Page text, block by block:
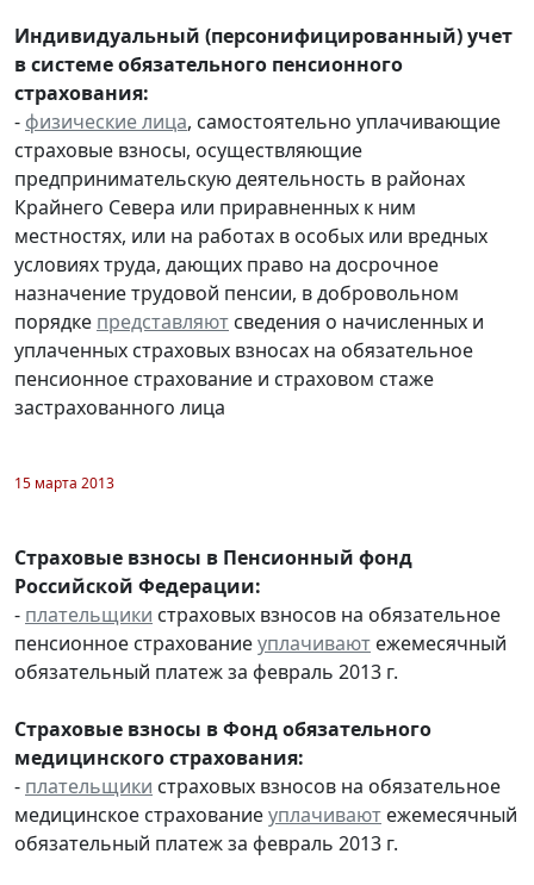
Индивидуальный (персонифицированный) учет
в системе обязательного пенсионного
страхования:
- физические лица, самостоятельно уплачивающие
страховые взносы, осуществляющие
предпринимательскую деятельность в районах
Крайнего Севера или приравненных к ним
местностях, или на работах в особых или вредных
условиях труда, дающих право на досрочное
назначение трудовой пенсии, в добровольном
порядке представляют сведения о начисленных и
уплаченных страховых взносах на обязательное
пенсионное страхование и страховом стаже
застрахованного лица
15 марта 2013
Страховые взносы в Пенсионный фонд
Российской Федерации:
- плательщики страховых взносов на обязательное
пенсионное страхованиеуплачивают ежемесячный
обязательный платеж за февраль 2013 г.
Страховые взносы в Фонд обязательного
медицинского страхования:
- плательщики страховых взносов на обязательное
медицинское страхованиеуплачивают ежемесячный
обязательный платеж за февраль 2013 г.